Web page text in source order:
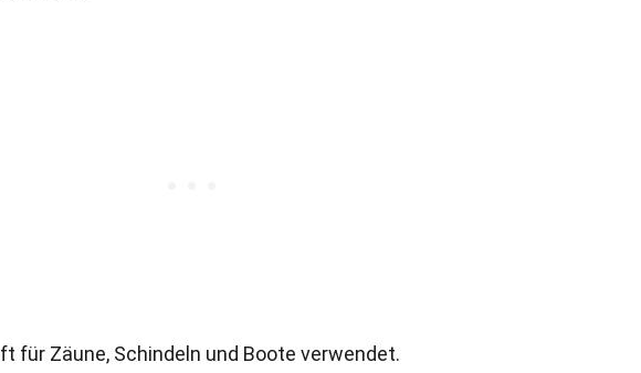
für Zäune, Schindeln und Boote verwendet.